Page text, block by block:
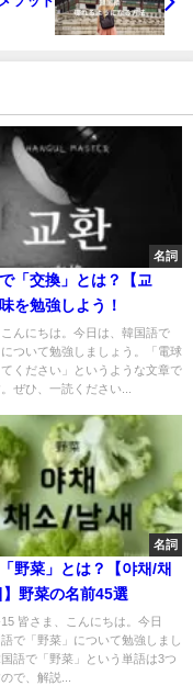
名詞
「交換」とは？【교
を勉強しよう！
んにちは。今日は、韓国語で
について勉強しましょう。「電球
ください」というような文章で
ぜひ、一読ください...
名詞
野菜」とは？【야채/채
】野菜の名前45選
皆さま、こんにちは。今日
で「野菜」について勉強しまし
国語で「野菜」という単語は3つ
で、解説...